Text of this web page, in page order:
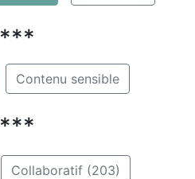
***
Contenu sensible
***
Collaboratif (203)